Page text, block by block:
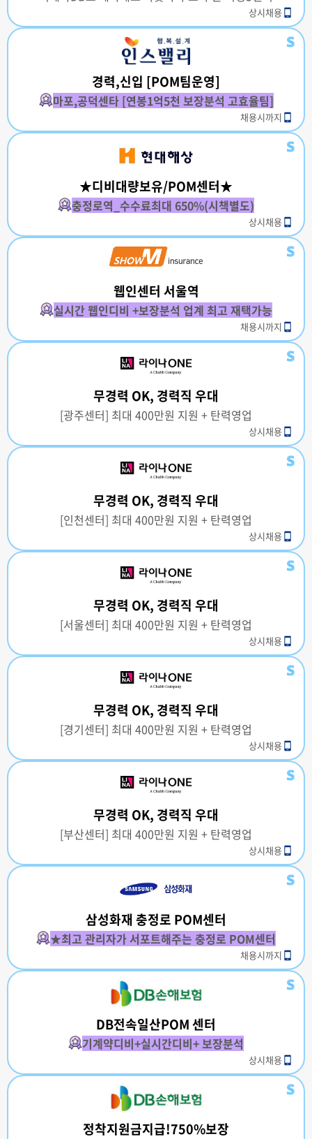
상시채용
경력,신입 [POM팀운영]
마포,공덕센타 [연봉1억5천 보장분석 고효율팀]
채용시까지
★디비대량보유/POM센터★
충정로역_수수료최대 650%(시책별도)
상시채용
웹인센터 서울역
실시간 웹인디비 +보장분석 업계 최고 재택가능
채용시까지
무경력 OK, 경력직 우대
[광주센터] 최대 400만원 지원 + 탄력영업
상시채용
무경력 OK, 경력직 우대
[인천센터] 최대 400만원 지원 + 탄력영업
상시채용
무경력 OK, 경력직 우대
[서울센터] 최대 400만원 지원 + 탄력영업
상시채용
무경력 OK, 경력직 우대
[경기센터] 최대 400만원 지원 + 탄력영업
상시채용
무경력 OK, 경력직 우대
[부산센터] 최대 400만원 지원 + 탄력영업
상시채용
삼성화재 충정로 POM센터
★최고 관리자가 서포트해주는 충정로 POM센터
채용시까지
DB전속일산POM 센터
기계약디비+실시간디비+ 보장분석
상시채용
정착지원금지급!750%보장